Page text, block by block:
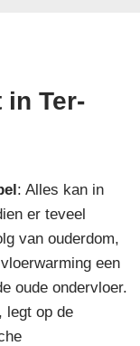
Ter-
: Alles kan in
er teveel
van ouderdom,
een
oude ondervloer.
legt op de